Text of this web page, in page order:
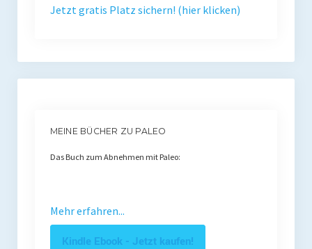
Jetzt gratis Platz sichern! (hier klicken)
MEINE BÜCHER ZU PALEO
Das Buch zum Abnehmen mit Paleo:
Mehr erfahren...
Kindle Ebook - Jetzt kaufen!